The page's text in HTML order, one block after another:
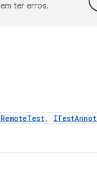
ter erros.
,